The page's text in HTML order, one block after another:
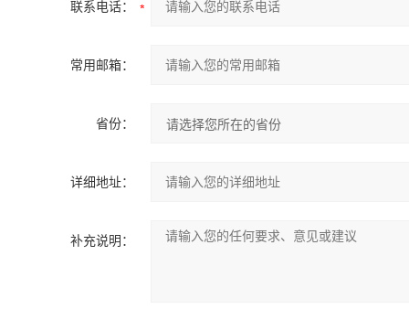
联系电话：
常用邮箱：
省份：
详细地址：
补充说明：